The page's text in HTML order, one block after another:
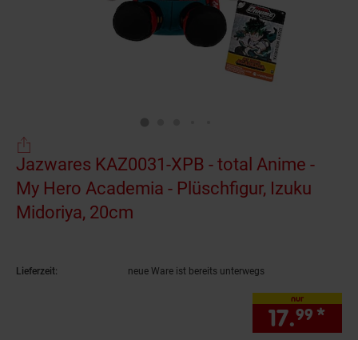
Jazwares KAZ0031-XPB - total Anime -
My Hero Academia - Plüschfigur, Izuku
Midoriya, 20cm
Lieferzeit: neue Ware ist bereits unterwegs
nur
17.99 *